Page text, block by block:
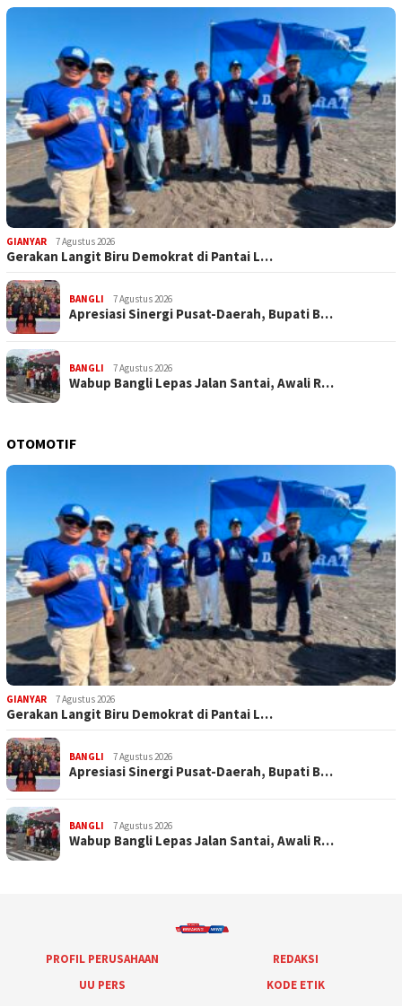
GIANYAR 7 Agustus 2026
Gerakan Langit Biru Demokrat di Pantai L…
BANGLI 7 Agustus 2026
Apresiasi Sinergi Pusat-Daerah, Bupati B…
BANGLI 7 Agustus 2026
Wabup Bangli Lepas Jalan Santai, Awali R…
OTOMOTIF
GIANYAR 7 Agustus 2026
Gerakan Langit Biru Demokrat di Pantai L…
BANGLI 7 Agustus 2026
Apresiasi Sinergi Pusat-Daerah, Bupati B…
BANGLI 7 Agustus 2026
Wabup Bangli Lepas Jalan Santai, Awali R…
PROFIL PERUSAHAAN
REDAKSI
UU PERS
KODE ETIK